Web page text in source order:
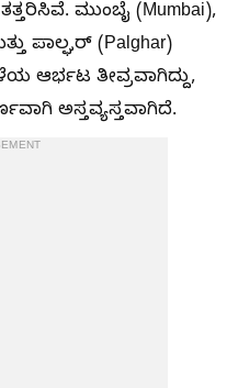
ಮುಂಬೈ (Mumbai),
ಪಾಲ್ಘರ್ (Palghar)
ಆರ್ಭಟ ತೀವ್ರವಾಗಿದ್ದು,
ಅಸ್ತವ್ಯಸ್ತವಾಗಿದೆ.